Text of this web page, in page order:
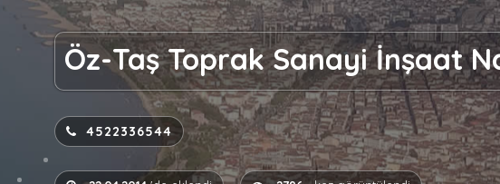
Öz-Taş Toprak Sanayi İnşaat
4522336544